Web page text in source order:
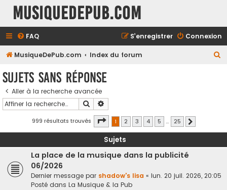
MusiqueDePub.com
FAQ Connexion
S’enregistrer
MusiqueDePub.com Index du forum
c
h
Sujets sans réponse
Aller à la recherche avancée
Rechercher
999 résultats trouvés Page 1sur25
1 2 3 4 5 … 25
Sujets
La place de la musique dans la publicité
06/2026
Dernier message par shadow's lisa « lun. 20 juil. 2026, 20:05
Posté dans La Musique & la Pub